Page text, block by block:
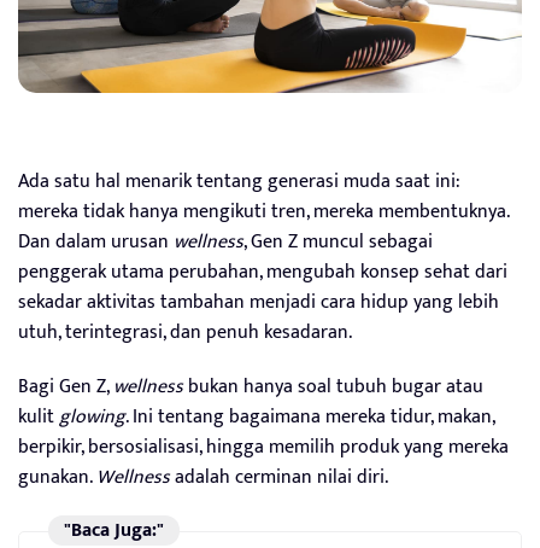
Ada satu hal menarik tentang generasi muda saat ini:
mereka tidak hanya mengikuti tren, mereka membentuknya.
Dan dalam urusan wellness, Gen Z muncul sebagai
penggerak utama perubahan, mengubah konsep sehat dari
sekadar aktivitas tambahan menjadi cara hidup yang lebih
utuh, terintegrasi, dan penuh kesadaran.
Bagi Gen Z,wellnessbukan hanya soal tubuh bugar atau
kulitglowing. Ini tentang bagaimana mereka tidur, makan,
berpikir, bersosialisasi, hingga memilih produk yang mereka
gunakan.Wellnessadalah cerminan nilai diri.
"Baca Juga:"